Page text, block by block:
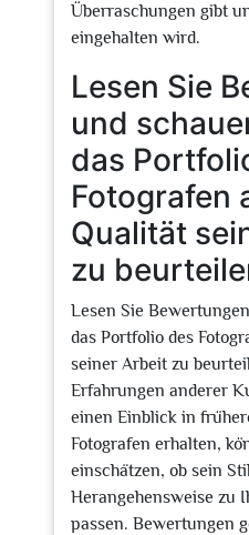
Überraschungen gibt
eingehalten wird.
Lesen Sie
und
das
Fotografen
Qualität
zu
Lesen Sie
das Portfolio des
seiner Arbeit zu
Erfahrungen anderer
einen Einblick in
Fotografen erhalten,
einschätzen, ob sein
Herangehensweise zu
passen. Bewertungen